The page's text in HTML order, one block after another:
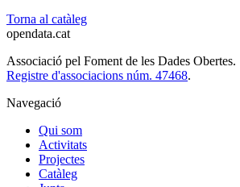
Torna al catàleg
opendata.cat
Associació pel Foment de les Dades Obertes.
Registre d'associacions núm. 47468.
Navegació
Qui som
Activitats
Projectes
Catàleg